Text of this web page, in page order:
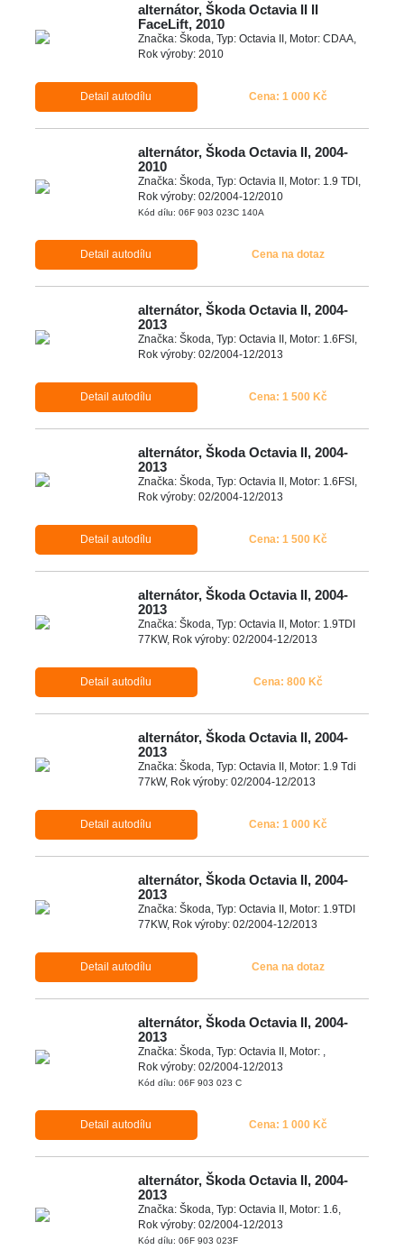
alternátor, Škoda Octavia II II
FaceLift, 2010
Značka: Škoda, Typ: Octavia II, Motor: CDAA,
Rok výroby: 2010
Detail autodílu Cena: 1 000 Kč
alternátor, Škoda Octavia II, 2004-
2010
Značka: Škoda, Typ: Octavia II, Motor: 1.9 TDI,
Rok výroby: 02/2004-12/2010
Kód dílu: 06F 903 023C 140A
Detail autodílu Cena na dotaz
alternátor, Škoda Octavia II, 2004-
2013
Značka: Škoda, Typ: Octavia II, Motor: 1.6FSI,
Rok výroby: 02/2004-12/2013
Detail autodílu Cena: 1 500 Kč
alternátor, Škoda Octavia II, 2004-
2013
Značka: Škoda, Typ: Octavia II, Motor: 1.6FSI,
Rok výroby: 02/2004-12/2013
Detail autodílu Cena: 1 500 Kč
alternátor, Škoda Octavia II, 2004-
2013
Značka: Škoda, Typ: Octavia II, Motor: 1.9TDI
77KW, Rok výroby: 02/2004-12/2013
Detail autodílu Cena: 800 Kč
alternátor, Škoda Octavia II, 2004-
2013
Značka: Škoda, Typ: Octavia II, Motor: 1.9 Tdi
77kW, Rok výroby: 02/2004-12/2013
Detail autodílu Cena: 1 000 Kč
alternátor, Škoda Octavia II, 2004-
2013
Značka: Škoda, Typ: Octavia II, Motor: 1.9TDI
77KW, Rok výroby: 02/2004-12/2013
Detail autodílu Cena na dotaz
alternátor, Škoda Octavia II, 2004-
2013
Značka: Škoda, Typ: Octavia II, Motor: ,
Rok výroby: 02/2004-12/2013
Kód dílu: 06F 903 023 C
Detail autodílu Cena: 1 000 Kč
alternátor, Škoda Octavia II, 2004-
2013
Značka: Škoda, Typ: Octavia II, Motor: 1.6,
Rok výroby: 02/2004-12/2013
Kód dílu: 06F 903 023F